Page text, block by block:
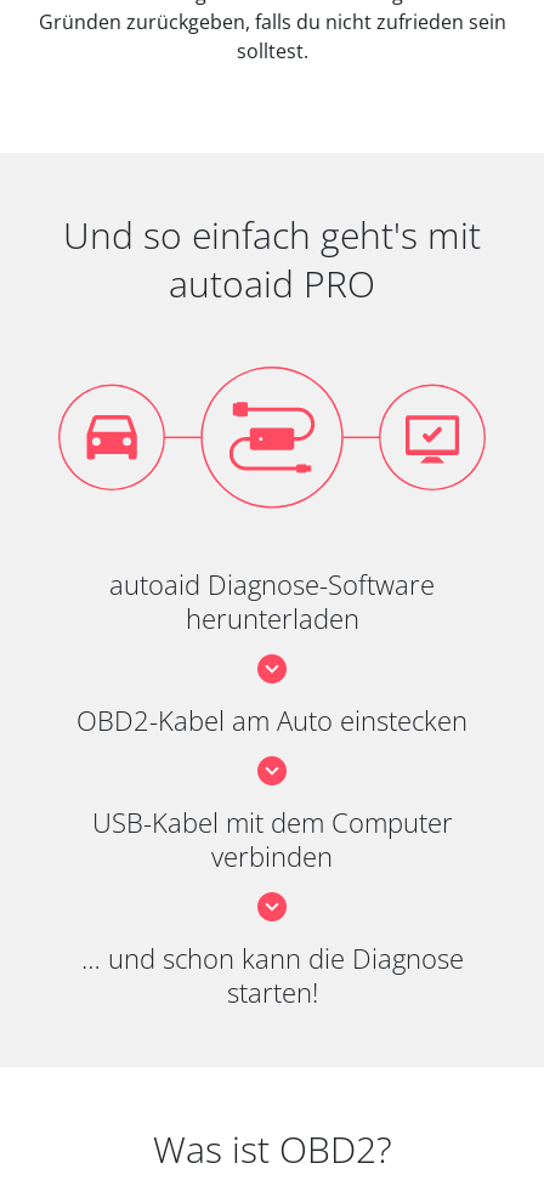
Gründen zurückgeben, falls du nicht zufrieden sein
solltest.
Und so einfach geht's mit
autoaid PRO
autoaid Diagnose-Software
herunterladen
OBD2-Kabel am Auto einstecken
USB-Kabel mit dem Computer
verbinden
… und schon kann die Diagnose
starten!
Was ist OBD2?